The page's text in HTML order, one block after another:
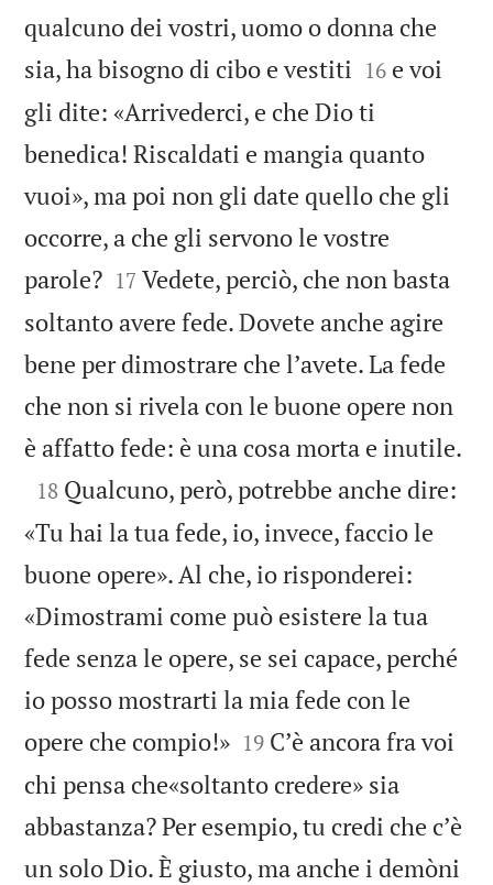
qualcuno dei vostri, uomo o donna che
sia, ha bisogno di cibo e vestiti 

16 e voi
gli dite: «Arrivederci, e che Dio ti
benedica! Riscaldati e mangia quanto
vuoi», ma poi non gli date quello che gli
occorre, a che gli servono le vostre
parole?
17 Vedete, perciò, che non basta
soltanto avere fede. Dovete anche agire
bene per dimostrare che lʼavete. La fede
che non si rivela con le buone opere non
è affatto fede: è una cosa morta e inutile.

18 Qualcuno, però, potrebbe anche dire:
«Tu hai la tua fede, io, invece, faccio le
buone opere». Al che, io risponderei:
«Dimostrami come può esistere la tua
fede senza le opere, se sei capace, perché
io posso mostrarti la mia fede con le
opere che compio!»
19 Cʼè ancora fra voi
chi pensa che«soltanto credere» sia
abbastanza? Per esempio, tu credi che cʼè
un solo Dio. È giusto, ma anche i demòni